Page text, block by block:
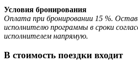
Условия бронирования
Оплата при бронировании 15 %.
исполнителю программы в сроки
исполнителем напрямую.
В стоимость поездки входит